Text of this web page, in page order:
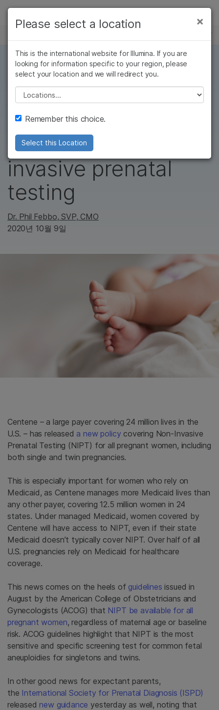
Skip to content
학습
회사
추천 링크
1 MIN READ
More expectant
parents to get
access to non-
invasive prenatal
testing
Dr. Phil Febbo, SVP, CMO
2020년 10월 9일
Centene – a large payer covering 24 million lives in the
U.S. – has released a new policy covering Non-Invasive
Prenatal Testing (NIPT) for all pregnant women, including
both single and twin pregnancies.
This is especially important for women who rely on
Medicaid, as Centene manages more Medicaid lives than
any other payer, covering 12.5 million women in 24
states. Under managed Medicaid, women covered by
Centene will have access to NIPT, even if their state
Medicaid doesn’t typically cover NIPT. Over half of all
U.S. pregnancies rely on Medicaid for healthcare
coverage.
This news comes on the heels of guidelines issued in
August by the American College of Obstetricians and
Gynecologists (ACOG) that NIPT be available for all
pregnant women, regardless of maternal age or baseline
risk. ACOG guidelines highlight that NIPT is the most
sensitive and specific screening test for common fetal
aneuploidies for singletons and twins.
In other good news for expectant parents,
the International Society for Prenatal Diagnosis (ISPD)
releasednew guidance yesterday as well, noting that
×
Please select a location
This is the international website for Illumina. If you are
looking for information specific to your region, please
select your location and we will redirect you.
Please select a location
Remember this choice.
Select this Location
있습니다. 주요 관심 분야를 선택해 주세요:
×
암 연구
미생물학 연구
농업유전체학 연구
복합 질환 연구
임상 종양학 연구
생식 보건 연구
유전 및 희귀 질환